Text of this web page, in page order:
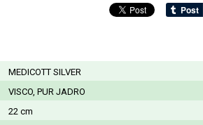
MEDICOTT SILVER
VISCO, PUR JADRO
22 cm